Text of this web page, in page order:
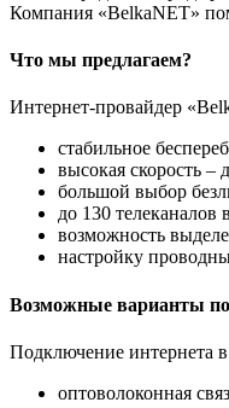
Компания «BelkaNET»
Что мы предлагаем?
Интернет-провайдер
стабильное
высокая скорость –
большой выбор
до 130 телеканалов
возможность
настройку
Возможные варианты
Подключение интернета
оптоволоконная